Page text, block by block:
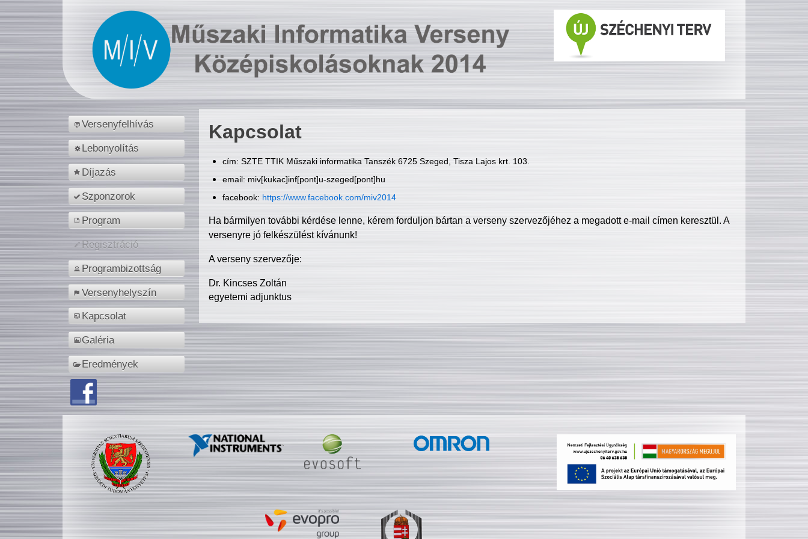
Versenyfelhívás
Lebonyolítás
Díjazás
Szponzorok
Program
Regisztráció
Programbizottság
Versenyhelyszín
Kapcsolat
Galéria
Eredmények
Kapcsolat
cím: SZTE TTIK Műszaki informatika Tanszék 6725 Szeged, Tisza Lajos krt. 103.
email: miv[kukac]inf[pont]u-szeged[pont]hu
facebook: https://www.facebook.com/miv2014
Ha bármilyen további kérdése lenne, kérem forduljon bártan a verseny szervezőjéhez a megadott e-mail címen keresztül. A
versenyre jó felkészülést kívánunk!
A verseny szervezője:
Dr. Kincses Zoltán
egyetemi adjunktus